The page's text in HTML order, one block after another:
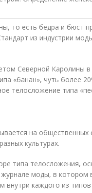
то есть бедра и бюст
из индустрии
Северной Каролины в
«банан», чуть более
телосложение типа
на общественных
культурах.
типа телосложения,
моды, в котором
внутри каждого из